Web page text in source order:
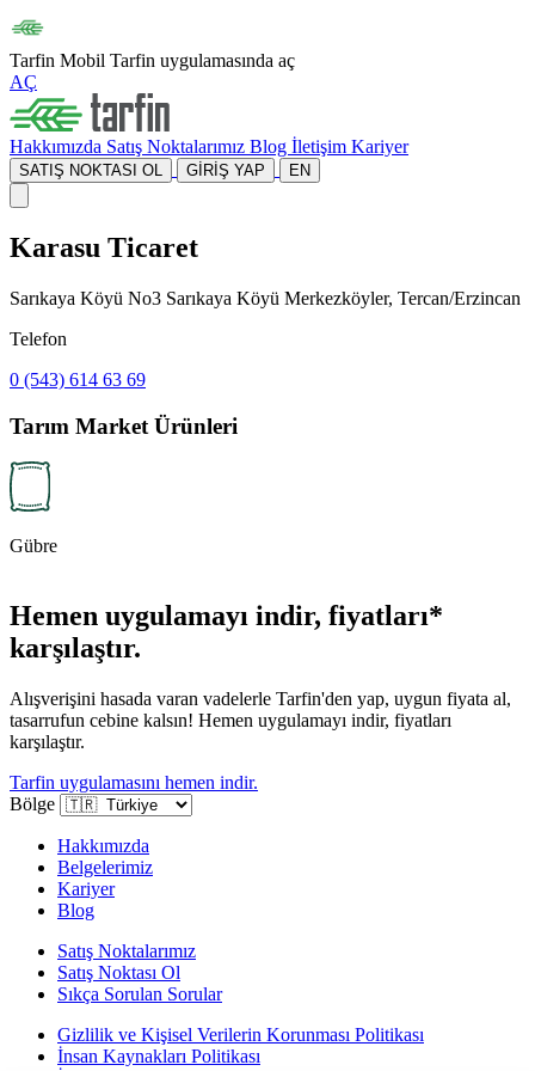
Tarfin Mobil Tarfin uygulamasında aç
AÇ
Hakkımızda Satış Noktalarımız Blog İletişim Kariyer
SATIŞ NOKTASI OL GİRİŞ YAP EN
Karasu Ticaret
Sarıkaya Köyü No3 Sarıkaya Köyü Merkezköyler, Tercan/Erzincan
Telefon
0 (543) 614 63 69
Tarım Market Ürünleri
Gübre
Hemen uygulamayı indir, fiyatları*
karşılaştır.
Alışverişini hasada varan vadelerle Tarfin'den yap, uygun fiyata al,
tasarrufun cebine kalsın! Hemen uygulamayı indir, fiyatları
karşılaştır.
Tarfin uygulamasını hemen indir.
Bölge
Hakkımızda
Belgelerimiz
Kariyer
Blog
Satış Noktalarımız
Satış Noktası Ol
Sıkça Sorulan Sorular
Gizlilik ve Kişisel Verilerin Korunması Politikası
İnsan Kaynakları Politikası